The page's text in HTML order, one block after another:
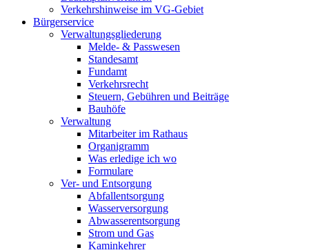
Verkehrshinweise im VG-Gebiet
Bürgerservice
Verwaltungsgliederung
Melde- & Passwesen
Standesamt
Fundamt
Verkehrsrecht
Steuern, Gebühren und Beiträge
Bauhöfe
Verwaltung
Mitarbeiter im Rathaus
Organigramm
Was erledige ich wo
Formulare
Ver- und Entsorgung
Abfallentsorgung
Wasserversorgung
Abwasserentsorgung
Strom und Gas
Kaminkehrer